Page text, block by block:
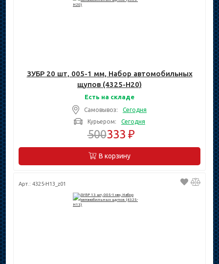
ЗУБР 20 шт, 005-1 мм, Набор автомобильных
щупов (4325-H20)
Есть на складе
Самовывоз:
Сегодня
Курьером:
Сегодня
500333 ₽
В корзину
Арт.: 4325-H13_z01